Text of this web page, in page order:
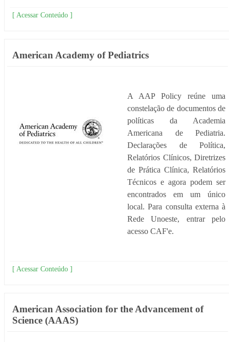
[ Acessar Conteúdo ]
American Academy of Pediatrics
A AAP Policy reúne uma
constelação de documentos de
políticas da Academia
Americana de Pediatria.
Declarações de Política,
Relatórios Clínicos, Diretrizes
de Prática Clínica, Relatórios
Técnicos e agora podem ser
encontrados em um único
local. Para consulta externa à
Rede Unoeste, entrar pelo
acesso CAF'e.
[ Acessar Conteúdo ]
American Association for the Advancement of
Science (AAAS)